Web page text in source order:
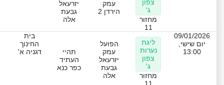
צפון
ג'
מחזור
11
עמק
הירדן 2
יזרעאל
גבעת
אלה
09/01/2026
יום שישי,
13:00
ליגת
נערות
צפון
ג'
מחזור
הפועל
עמק
יזרעאל
גבעת
אלה
תהיי
העתיד
כפר כנא
בית
החינוך
דגניה א'